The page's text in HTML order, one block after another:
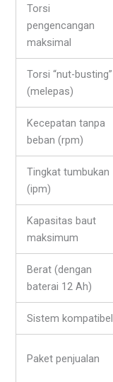
Torsi
pengencangan
maksimal
Torsi “nut-busting”
(melepas)
Kecepatan tanpa
beban (rpm)
Tingkat tumbukan
(ipm)
Kapasitas baut
maksimum
Berat (dengan
baterai 12 Ah)
Sistem kompatibel
Paket penjualan